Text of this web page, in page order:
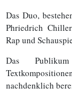
Das Duo,
Phriedrich
Rap und
Das
nachdenklich